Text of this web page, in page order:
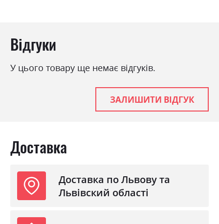
Відгуки
У цього товару ще немає відгуків.
ЗАЛИШИТИ ВІДГУК
Доставка
Доставка по Львову та
Львівский області